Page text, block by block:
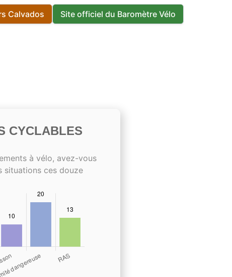
Calvados Site officiel du Baromètre Vélo
CYCLABLES
à vélo, avez-vous
situations ces douze